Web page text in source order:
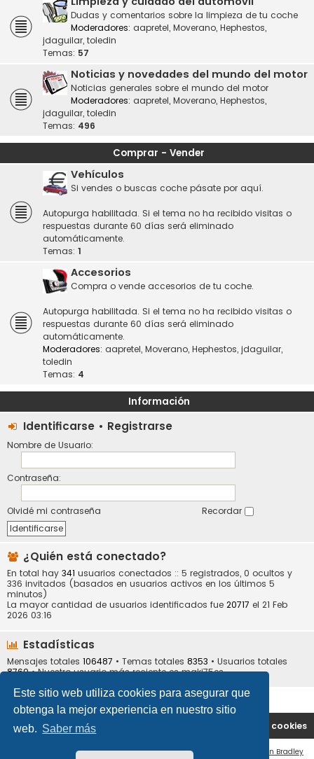
Este sitio web utiliza cookies para asegurar que
obtenga la mejor experiencia en nuestro sitio
web. Saber más
Dudas y comentarios sobre la limpieza de tu coche
Moderadores: aapretel, Moverano, Hephestos,
jdaguilar, toledin
Temas: 57
Noticias y novedades del mundo del motor
Noticias generales sobre el mundo del motor
Moderadores: aapretel, Moverano, Hephestos,
jdaguilar, toledin
Temas: 496
Comprar - Vender
Vehículos
Si vendes o buscas coche pásate por aquí.
Autopurga habilitada. Si el tema no ha recibido visitas o
respuestas durante 60 días será eliminado
automáticamente.
Temas: 1
Accesorios
Compra o vende accesorios de tu coche.
Autopurga habilitada. Si el tema no ha recibido visitas o
respuestas durante 60 días será eliminado
automáticamente.
Moderadores: aapretel, Moverano, Hephestos, jdaguilar,
toledin
Temas: 4
Información
Identificarse • Registrarse
Nombre de Usuario:
Contraseña:
Olvidé mi contraseña Recordar
¿Quién está conectado?
En total hay 341 usuarios conectados :: 5 registrados, 0 ocultos y
336 invitados (basados en usuarios activos en los últimos 5
minutos)
La mayor cantidad de usuarios identificados fue 20717 el 21 Feb
2026 03:16
Estadísticas
Mensajes totales 106487 • Temas totales 8353 • Usuarios totales
8769• Nuestro usuario más reciente esmaki75es
Portal Índice general Borrar cookies
Ian Bradley